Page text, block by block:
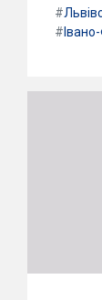
#
#